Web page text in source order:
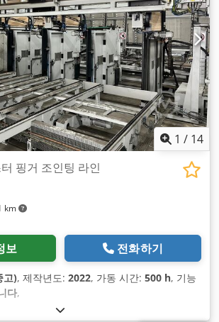
1 / 14
km
핑거 조인팅 라인
보 전화하기
고), 제작년도: 2022, 가동 시간: 500 h, 기능
다,